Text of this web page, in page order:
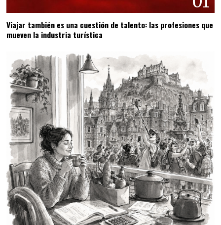
Viajar también es una cuestión de talento: las profesiones que
mueven la industria turística